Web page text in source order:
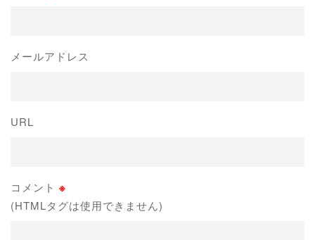
メールアドレス
URL
コメント ※
(HTMLタグは使用できません)